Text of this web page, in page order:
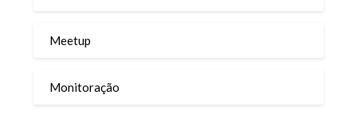
Meetup
Monitoração